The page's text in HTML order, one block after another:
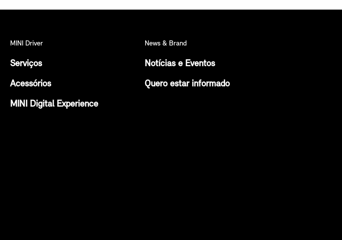
MINI Driver
Serviços
Acessórios
MINI Digital Experience
News & Brand
Notícias e Eventos
Quero estar informado